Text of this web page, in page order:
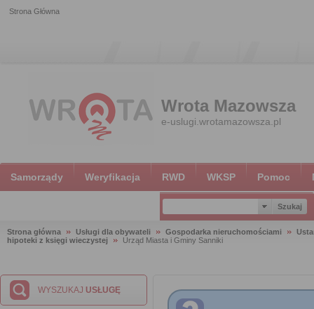
Strona Główna
Wrota Mazowsza
e-uslugi.wrotamazowsza.pl
Samorządy Weryfikacja RWD WKSP Pomoc
Strona główna Usługi dla obywateli Gospodarka nieruchomościami
hipoteki z księgi wieczystej
Urząd Miasta i Gminy Sanniki
WYSZUKAJ USŁUGĘ